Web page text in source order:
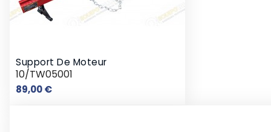
Support De Moteur
10/TW05001
89,00 €Prix